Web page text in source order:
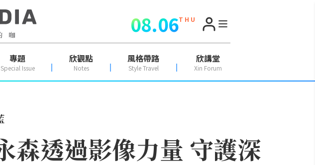
08.06T H U
專題
Special Issue
欣觀點
Notes
風格帶路
Style Travel
欣講堂
Xin Forum
森透過影像力量 守護深